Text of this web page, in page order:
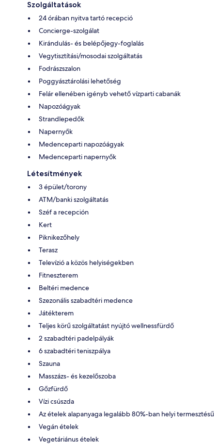
Szolgáltatások
24 órában nyitva tartó recepció
Concierge-szolgálat
Kirándulás- és belépőjegy-foglalás
Vegytisztítási/mosodai szolgáltatás
Fodrászszalon
Poggyásztárolási lehetőség
Felár ellenében igényb vehető vízparti cabanák
Napozóágyak
Strandlepedők
Napernyők
Medenceparti napozóágyak
Medenceparti napernyők
Létesítmények
3 épület/torony
ATM/banki szolgáltatás
Széf a recepción
Kert
Piknikezőhely
Terasz
Televízió a közös helyiségekben
Fitneszterem
Beltéri medence
Szezonális szabadtéri medence
Játékterem
Teljes körű szolgáltatást nyújtó wellnessfürdő
2 szabadtéri padelpályák
6 szabadtéri teniszpálya
Szauna
Masszázs- és kezelőszoba
Gőzfürdő
Vízi csúszda
Az ételek alapanyaga legalább 80%-ban helyi termesztésű
Vegán ételek
Vegetáriánus ételek